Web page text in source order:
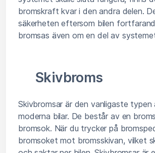
bromskraft kvar i den andra delen.
säkerheten eftersom bilen
bromsas även om en del av
Skivbroms
Skivbromsar är den vanligaste typen
moderna bilar. De består av en
bromsok. När du trycker på
bromsoket mot bromsskivan, vilket